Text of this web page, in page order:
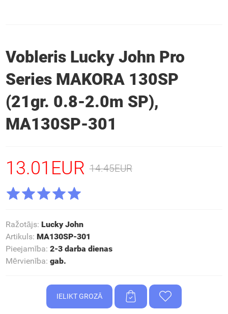
Vobleris Lucky John Pro
Series MAKORA 130SP
(21gr. 0.8-2.0m SP),
MA130SP-301
13.01EUR 14.45EUR
Ražotājs: Lucky John
Artikuls: MA130SP-301
Pieejamība: 2-3 darba dienas
Mērvienība: gab.